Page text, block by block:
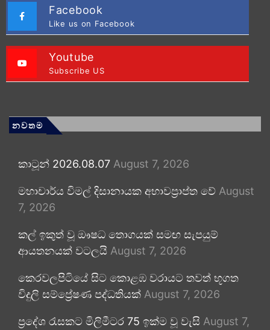
Facebook
Like us on Facebook
Youtube
Subscribe US
නවතම
කාටූන් 2026.08.07 August 7, 2026
මහාචාර්ය විමල් දිසානායක අභාවප්‍රාප්ත වේ August
7, 2026
කල් ඉකුත් වූ ඖෂධ තොගයක් සමඟ සැපයුම්
ආයතනයක් වටලයි August 7, 2026
කෙරවලපිටියේ සිට කොළඹ වරායට තවත් භූගත
විදුලි සම්ප්‍රේෂණ පද්ධතියක් August 7, 2026
ප්‍රදේශ රැසකට මිලිමීටර 75 ඉක්ම වූ වැසි August 7,